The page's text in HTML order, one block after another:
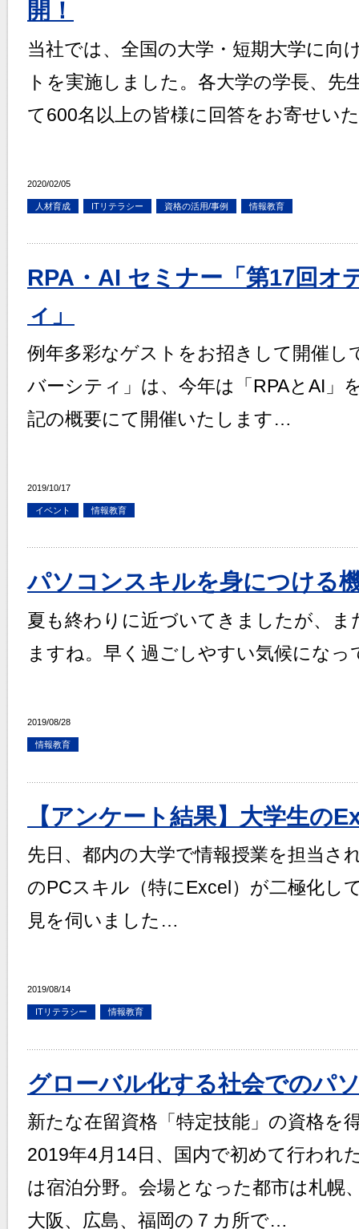
開！
当社では、全国の大学・短期大学に向
トを実施しました。各大学の学長、先
て600名以上の皆様に回答をお寄せい
2020/02/05
人材育成 ITリテラシー 資格の活用/事例 情報教育
RPA・AI セミナー「第17回オ
ィ」
例年多彩なゲストをお招きして開催し
バーシティ」は、今年は「RPAとAI」
記の概要にて開催いたします…
2019/10/17
イベント 情報教育
パソコンスキルを身につける
夏も終わりに近づいてきましたが、
ますね。早く過ごしやすい気候にな
2019/08/28
情報教育
【アンケート結果】大学生の
先日、都内の大学で情報授業を担当さ
のPCスキル（特にExcel）が二極化し
見を伺いました…
2019/08/14
ITリテラシー 情報教育
グローバル化する社会でのパ
新たな在留資格「特定技能」の資格を
2019年4月14日、国内で初めて行われ
は宿泊分野。会場となった都市は札幌
大阪、広島、福岡の７カ所で…